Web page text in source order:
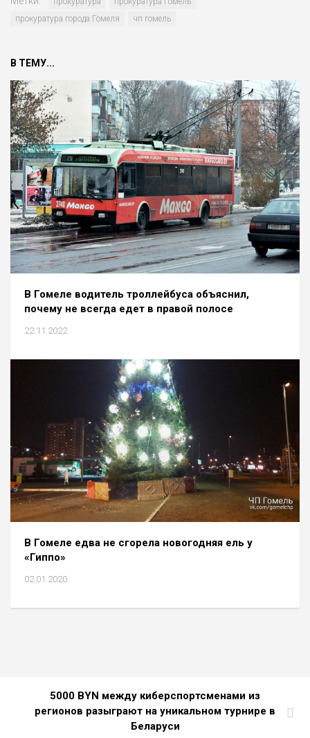
прокуратура города Гомеля
чп гомель
В ТЕМУ...
В Гомеле водитель троллейбуса объяснил,
почему не всегда едет в правой полосе
22.11.2022
В Гомеле едва не сгорела новогодняя ель у
«Гиппо»
02.01.2020
5000 BYN между киберспортсменами из
регионов разыграют на уникальном турнире в
Беларуси